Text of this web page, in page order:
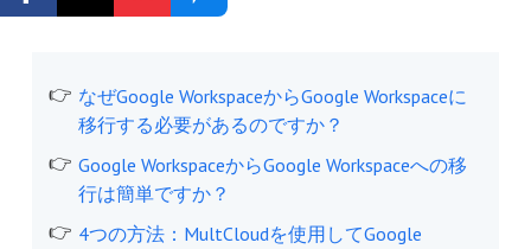
無料登録
なぜGoogle WorkspaceからGoogle Workspaceに
移行する必要があるのですか？
Google WorkspaceからGoogle Workspaceへの移
行は簡単ですか？
4つの方法：MultCloudを使用してGoogle